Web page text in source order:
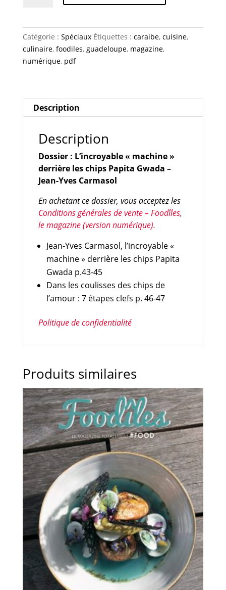
Carmasol
Catégorie : Spéciaux Étiquettes : caraibe, cuisine,
culinaire, foodiles, guadeloupe, magazine,
numérique, pdf
Description
Description
Dossier : L’incroyable « machine »
derrière les chips Papita Gwada –
Jean-Yves Carmasol
En achetant ce dossier, vous acceptez les
Conditions générales de vente – Foodîles,
le magazine (version numérique).
Jean-Yves Carmasol, l’incroyable «
machine » derrière les chips Papita
Gwada p.43-45
Dans les coulisses des chips de
l’amour : 7 étapes clefs p. 46-47
Politique de confidentialité
Produits similaires